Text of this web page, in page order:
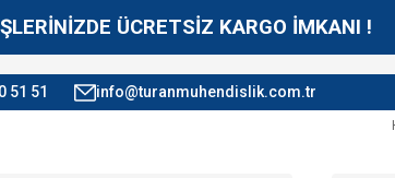
ÜCRETSİZ KARGO İMKANI !
51 51 info@turanmuhendislik.com.tr